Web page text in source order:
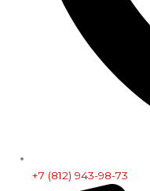
+7 (812) 943-98-73